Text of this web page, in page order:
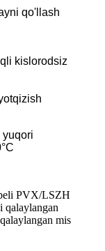
qo'llash
kislorodsiz
yuqori